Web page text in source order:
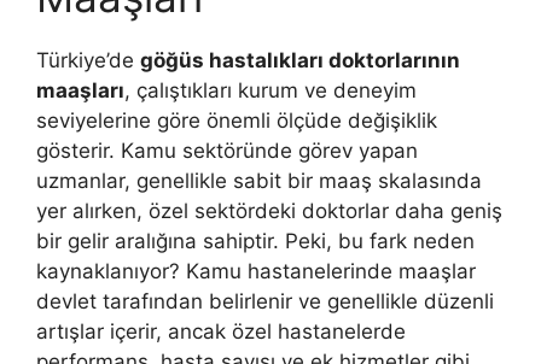
Türkiye’de göğüs hastalıkları doktorlarının
maaşları, çalıştıkları kurum ve deneyim
seviyelerine göre önemli ölçüde değişiklik
gösterir. Kamu sektöründe görev yapan
uzmanlar, genellikle sabit bir maaş skalasında
yer alırken, özel sektördeki doktorlar daha geniş
bir gelir aralığına sahiptir. Peki, bu fark neden
kaynaklanıyor? Kamu hastanelerinde maaşlar
devlet tarafından belirlenir ve genellikle düzenli
artışlar içerir, ancak özel hastanelerde